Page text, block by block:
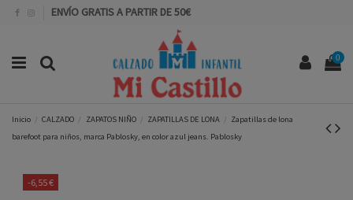
ENVÍO GRATIS A PARTIR DE 50€
0
Inicio CALZADO ZAPATOS NIÑO ZAPATILLAS DE LONA
Zapatillas de lona
barefoot para niños, marca Pablosky, en color azul jeans. Pablosky
-6,55 €